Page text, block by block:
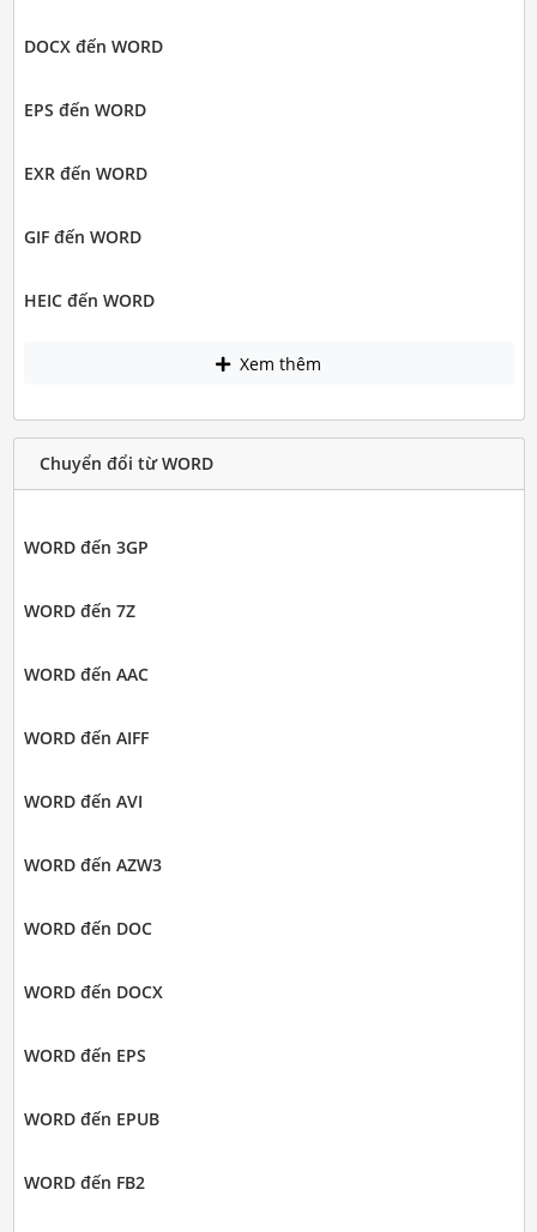
DOCX đến WORD
EPS đến WORD
EXR đến WORD
GIF đến WORD
HEIC đến WORD
Xem thêm
Chuyển đổi từ WORD
WORD đến 3GP
WORD đến 7Z
WORD đến AAC
WORD đến AIFF
WORD đến AVI
WORD đến AZW3
WORD đến DOC
WORD đến DOCX
WORD đến EPS
WORD đến EPUB
WORD đến FB2